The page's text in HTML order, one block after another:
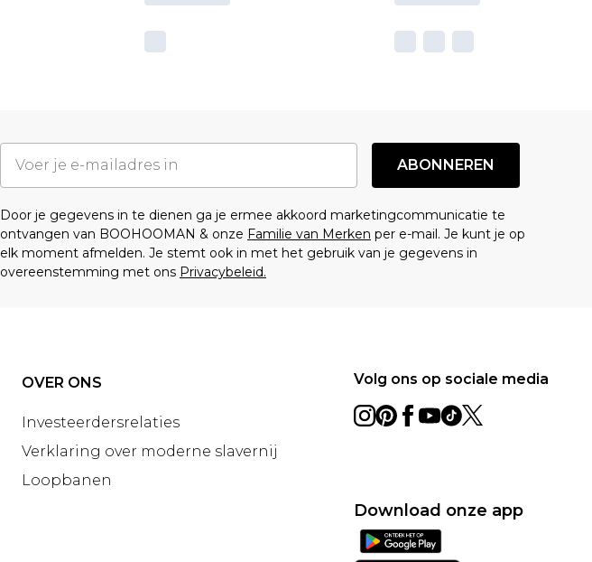
ABONNEREN
Door je gegevens in te dienen ga je ermee akkoord marketingcommunicatie te
ontvangen van BOOHOOMAN & onze Familie van Merken per e-mail. Je kunt je op
elk moment afmelden. Je stemt ook in met het gebruik van je gegevens in
overeenstemming met ons Privacybeleid.
OVER ONS
Investeerdersrelaties
Verklaring over moderne slavernij
Loopbanen
Volg ons op sociale media
Download onze app